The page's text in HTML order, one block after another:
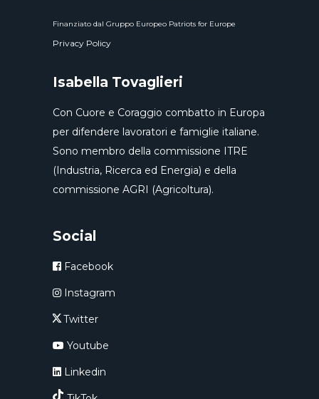
Finanziato dal Gruppo Europeo Patriots for Europe
Privacy Policy
Isabella Tovaglieri
Con Cuore e Coraggio combatto in Europa
per difendere lavoratori e famiglie italiane.
Sono membro della commissione ITRE
(Industria, Ricerca ed Energia) e della
commissione AGRI (Agricoltura).
Social
Facebook
Instagram
Twitter
Youtube
Linkedin